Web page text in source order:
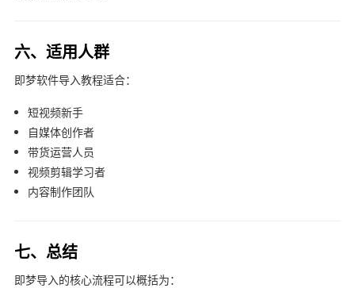
六、适用人群
即梦软件导入教程适合：
短视频新手
自媒体创作者
带货运营人员
视频剪辑学习者
内容制作团队
七、总结
即梦导入的核心流程可以概括为：